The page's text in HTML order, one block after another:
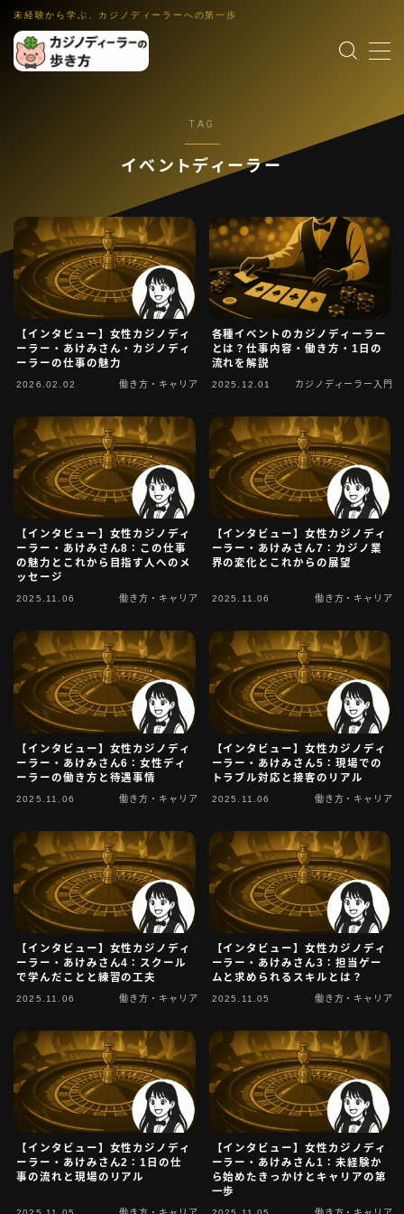
未経験から学ぶ、カジノディーラーへの第一歩
MENU
各ゲーム・控除率・ルール入門
働き方・キャリア IR・法律・海外就業・スクール
業界コラム インタビュー裏話・文化小話・更新演出
語学・スキル 英語教材・接客英語・メンタル・ホスピタリティ
運営者情報
お問い合わせ
タグ一覧
TAG
イベントディーラー
【インタビュー】女性カジノディ
ーラー・あけみさん・カジノディ
ーラーの仕事の魅力
2026.02.02 働き方・キャリア
各種イベントのカジノディーラー
とは？仕事内容・働き方・1日の
流れを解説
2025.12.01 カジノディーラー入門
【インタビュー】女性カジノディ
ーラー・あけみさん8：この仕事
の魅力とこれから目指す人へのメ
ッセージ
2025.11.06 働き方・キャリア
【インタビュー】女性カジノディ
ーラー・あけみさん7：カジノ業
界の変化とこれからの展望
2025.11.06 働き方・キャリア
【インタビュー】女性カジノディ
ーラー・あけみさん6：女性ディ
ーラーの働き方と待遇事情
2025.11.06 働き方・キャリア
【インタビュー】女性カジノディ
ーラー・あけみさん5：現場での
トラブル対応と接客のリアル
2025.11.06 働き方・キャリア
【インタビュー】女性カジノディ
ーラー・あけみさん4：スクール
で学んだことと練習の工夫
2025.11.06 働き方・キャリア
【インタビュー】女性カジノディ
ーラー・あけみさん3：担当ゲー
ムと求められるスキルとは？
2025.11.05 働き方・キャリア
【インタビュー】女性カジノディ
ーラー・あけみさん2：1日の仕
事の流れと現場のリアル
【インタビュー】女性カジノディ
ーラー・あけみさん1：未経験か
ら始めたきっかけとキャリアの第
一歩